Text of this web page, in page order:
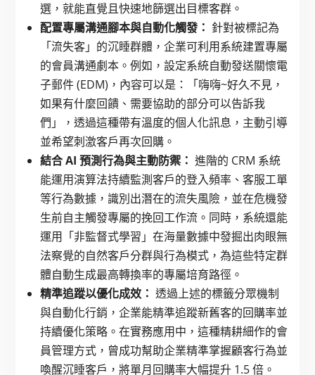
選，就能直覺且快速地篩選出目標客群。
配置專屬溝通腳本與自動化觸發： 針對被標記為
「流失客」的沉睡群體，企業可利用系統建置專屬
的會員溝通劇本。例如，設定系統自動發送關懷電
子郵件 (EDM)，內容可以是：「嗨嗨~好久不見，
如果有什麼回饋、需要協助的部分可以告訴我
們」，透過這種帶有溫度的個人化訊息，主動引導
並希望刺激客戶再次回購。
結合 AI 預測行為與主動防禦： 進階的 CRM 系統
能運用演算法持續監測客戶的登入頻率、客服工單
等行為數據，識別出潛在的流失風險，並在危機發
生前自主觸發專屬的挽回工作流。同時，系統還能
運用「非監督式學習」在海量數據中發掘出肉眼無
法察覺的自然客戶分群與行為模式，為這些特定群
體自動生成最高轉換率的專屬培育路徑。
精準追蹤以優化成效： 透過上述的標籤分眾機制
與自動化行銷，企業能精準追蹤新舊客的回購率並
持續優化策略。在實務應用中，這種精耕細作的會
員管理方式，曾成功幫助企業精準掌握顧客行為並
喚醒沉睡客戶，將單月回購率大幅提升 1.5 倍。